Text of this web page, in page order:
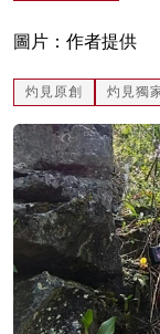
圖片：作者提供
灼見原創 灼見獨